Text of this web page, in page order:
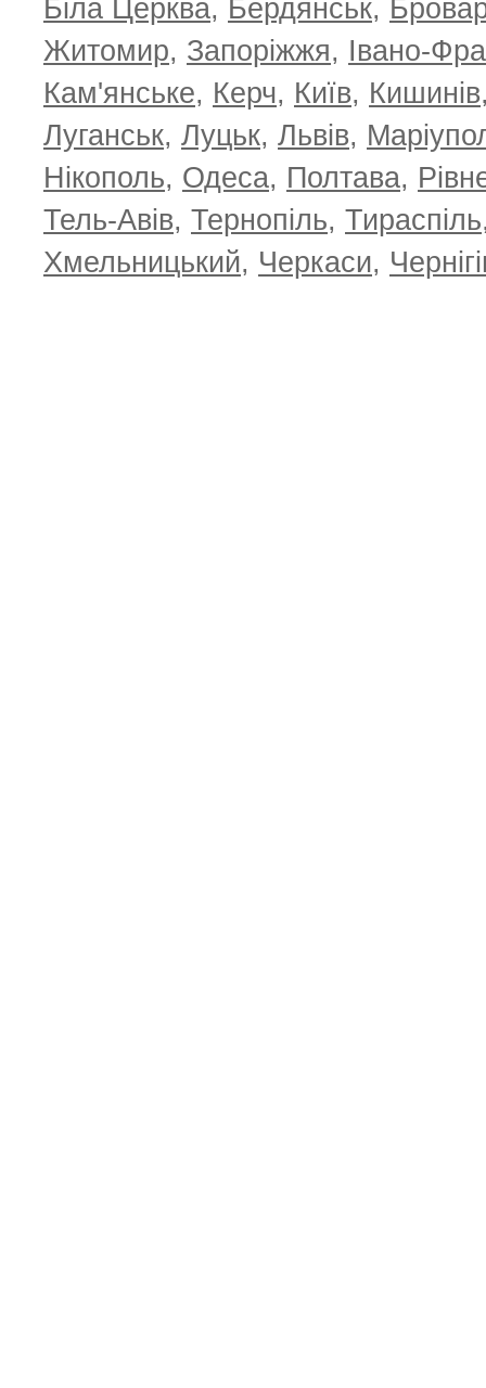
TOP 100 for May 2026 0 +6.59 ТОП 100
+4.30
Біла Церква, Бердянськ,
Житомир, Запоріжжя, Івано-
Кам'янське, Керч, Київ, Кишинів
Луганськ, Луцьк, Львів,
Нікополь, Одеса, Полтава,
Тель-Авів, Тернопіль, Тираспіль
Хмельницький, Черкаси,